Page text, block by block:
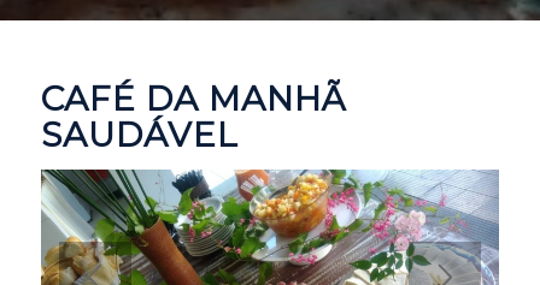
CAFÉ DA MANHÃ
SAUDÁVEL